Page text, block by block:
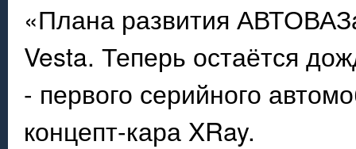
«Плана развития
Vesta. Теперь остаётся
- первого серийного
концепт-кара XRay.